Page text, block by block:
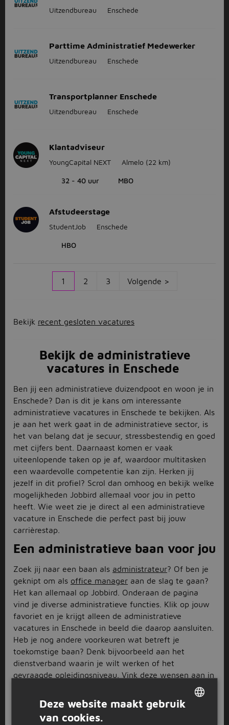
Uitzendbureau Enschede
Parttime Administratief Medewerker
Uitzendbureau Enschede
Transportplanner Enschede
Uitzendbureau Enschede
Klantadviseur
YoungCapital NEXT Almelo (22 km)
32 - 40 uur MBO
Afstudeerstage
StudentJob Enschede
HBO
1 2 3 Volgende >
Bekijk recent gesloten vacatures
Bekijk de administratieve
vacatures in Enschede
Ben jij een administratieve duizendpoot en woon je in
Enschede? Dan is dit je kans om interessante
administratieve vacatures in Enschede te bekijken. Als
je aan het werk gaat in de administratieve sector, is
het van belang dat je secuur, stressbestendig en goed
met cijfers bent. Daarnaast komen er vaak
uiteenlopende taken op je af, waardoor multitasken
een waardevolle competentie kan zijn. Herken jij
jezelf in dit profiel? Scrol dan omhoog en bekijk welke
mogelijkheden Jobbird allemaal voor jou in petto
heeft. Wie weet zie je direct al een administratieve
vacature in Enschede die perfect past bij jouw
carrièrestap.
Een administratieve baan voor jou
Zoek jij naar een baan als administrateur? Of ben je
geknipt om als office manager aan de slag te gaan?
Het kan allemaal op Jobbird. Onderaan de pagina
vind je diverse administratieve functies. Klik op jouw
favoriet en je krijgt alleen de administratieve
vacatures in Enschede in beeld die daarop aansluiten.
Heb je nog andere voorkeuren wat betreft je
toekomstige baan? Denk bijvoorbeeld aan het
dienstverband waarin je wilt werken of het
gevraagde opleidingsniveau. Vink deze wensen aan in
het filtermenu links op de pagina en bekijk de voor
jou relevante administratieve vacatures in Enschede
in één oogopslag.
Deze website maakt gebruik
van cookies.